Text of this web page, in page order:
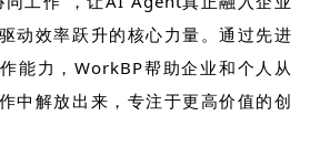
动效率跃升的核心力量。通过先进
能力，WorkBP帮助企业和个人从
中解放出来，专注于更高价值的创